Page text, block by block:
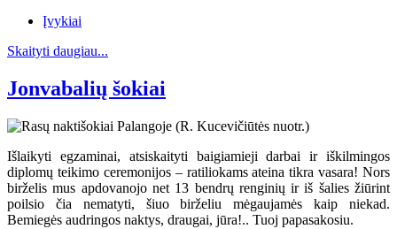
Įvykiai
Skaityti daugiau...
Jonvabalių šokiai
Išlaikyti egzaminai, atsiskaityti baigiamieji darbai ir iškilmingos
diplomų teikimo ceremonijos – ratiliokams ateina tikra vasara! Nors
birželis mus apdovanojo net 13 bendrų renginių ir iš šalies žiūrint
poilsio čia nematyti, šiuo birželiu mėgaujamės kaip niekad.
Bemiegės audringos naktys, draugai, jūra!.. Tuoj papasakosiu.